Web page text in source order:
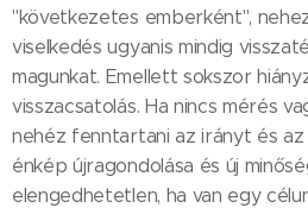
"következetes emberként",
viselkedés ugyanis mindig
magunkat. Emellett sokszor
visszacsatolás. Ha nincs mérés
nehéz fenntartani az irányt és
énkép újragondolása és új
elengedhetetlen, ha van egy